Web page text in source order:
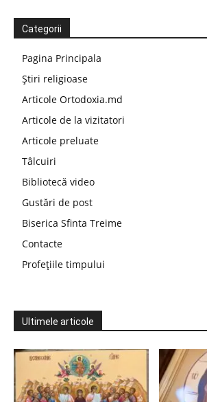
Categorii
Pagina Principala
Știri religioase
Articole Ortodoxia.md
Articole de la vizitatori
Articole preluate
Tâlcuiri
Bibliotecă video
Gustări de post
Biserica Sfinta Treime
Contacte
Profețiile timpului
Ultimele articole